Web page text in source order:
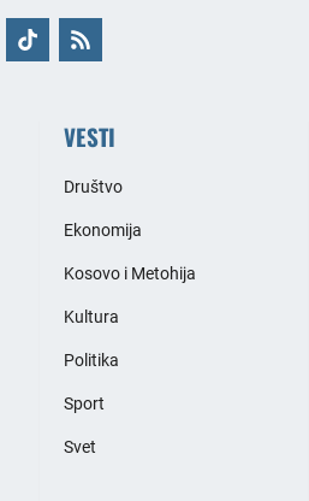
VESTI
Društvo
Ekonomija
Kosovo i Metohija
Kultura
Politika
Sport
Svet